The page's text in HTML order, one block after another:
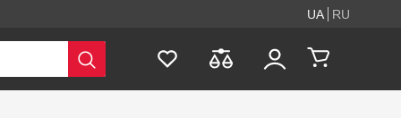
UA RU